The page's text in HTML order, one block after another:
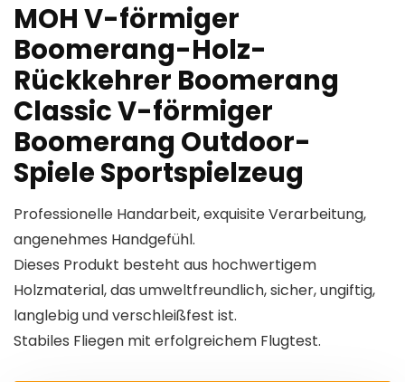
MOH V-förmiger
Boomerang-Holz-
Rückkehrer Boomerang
Classic V-förmiger
Boomerang Outdoor-
Spiele Sportspielzeug
Professionelle Handarbeit, exquisite Verarbeitung,
angenehmes Handgefühl.
Dieses Produkt besteht aus hochwertigem
Holzmaterial, das umweltfreundlich, sicher, ungiftig,
langlebig und verschleißfest ist.
Stabiles Fliegen mit erfolgreichem Flugtest.